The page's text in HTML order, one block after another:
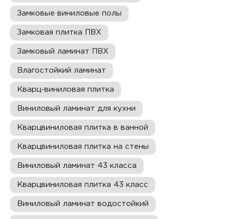
Замковые виниловые полы
Замковая плитка ПВХ
Замковый ламинат ПВХ
Влагостойкий ламинат
Кварц-виниловая плитка
Виниловый ламинат для кухни
Кварцвиниловая плитка в ванной
Кварцвиниловая плитка на стены
Виниловый ламинат 43 класса
Кварцвиниловая плитка 43 класс
Виниловый ламинат водостойкий